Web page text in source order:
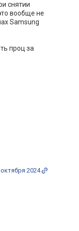
снятии
вообще не
Samsung
проц за
2024